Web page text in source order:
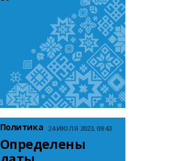
Политика 24 ИЮЛЯ 2023, 09:43
Определены